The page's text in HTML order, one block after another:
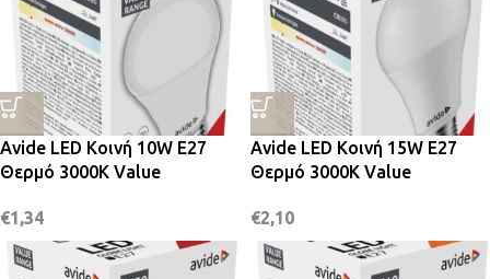
Avide LED Κοινή 10W E27
Θερμό 3000K Value
€1,34
Avide LED Κοινή 15W E27
Θερμό 3000K Value
€2,10